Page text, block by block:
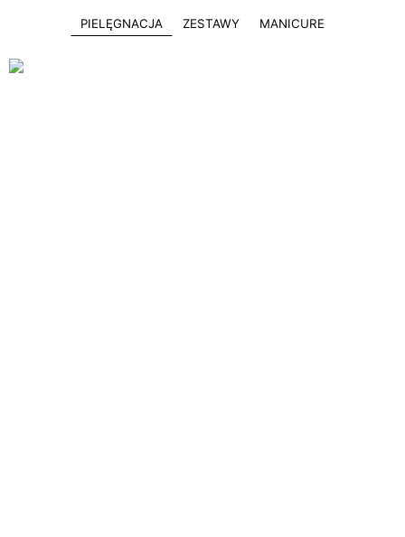
PIELĘGNACJA ZESTAWY MANICURE